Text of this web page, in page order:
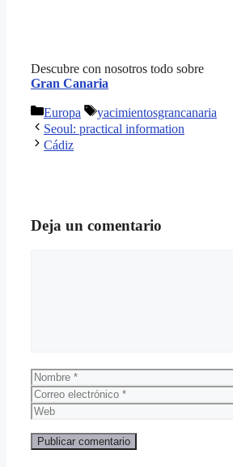
Descubre con nosotros todo sobre
Gran Canaria
Categorías
Europa Etiquetas
yacimientosgrancanaria
Seoul: practical information
Cádiz
Deja un comentario
Nombre
Correo
electrónico
Web